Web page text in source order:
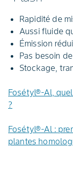
Rapidité de
Aussi fluide
Émission
Pas besoin
Stockage,
Fosétyl®-Al,
?
Fosétyl®-Al :
plantes